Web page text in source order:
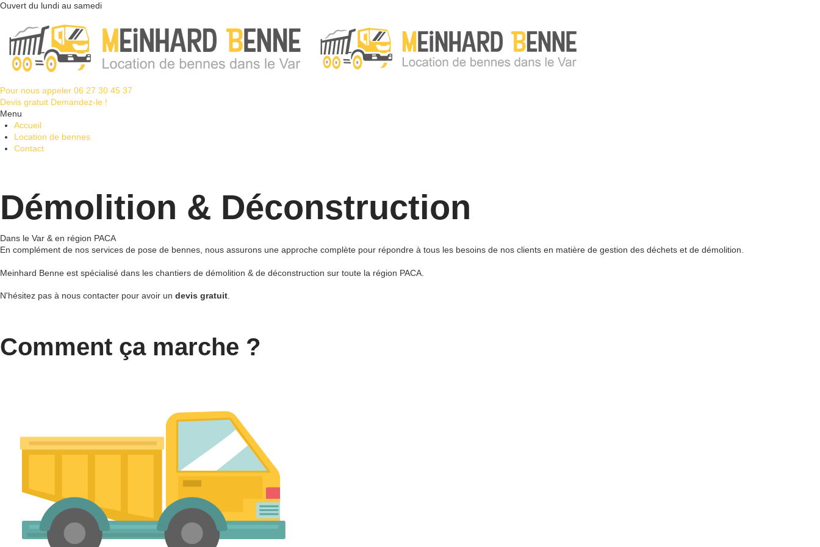
Ouvert du lundi au samedi
Pour nous appeler 06 27 30 45 37
Devis gratuit Demandez-le !
Menu
Accueil
Location de bennes
Contact
Démolition & Déconstruction
Dans le Var & en région PACA
En complément de nos services de pose de bennes, nous assurons une approche complète pour répondre à tous les besoins de nos clients en matière de gestion des déchets et de démolition.
Meinhard Benne est spécialisé dans les chantiers de démolition & de déconstruction sur toute la région PACA.
N'hésitez pas à nous contacter pour avoir un devis gratuit
Comment ça marche ?